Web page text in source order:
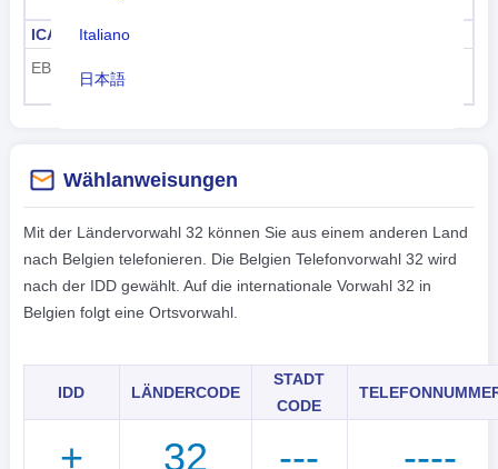
Italiano
日本語
Indonesian
한국어
ICAO-Flughafencode
EB
Wählanweisungen
Mit der Ländervorwahl 32 können Sie aus einem anderen Land
nach Belgien telefonieren. Die Belgien Telefonvorwahl 32 wird
nach der IDD gewählt. Auf die internationale Vorwahl 32 in
Belgien folgt eine Ortsvorwahl.
IDD LÄNDERCODE
STADT
CODE
+ 32 --- ----